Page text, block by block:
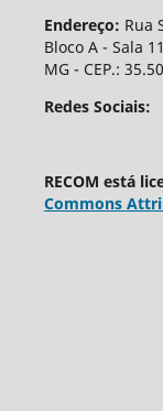
Endereço: Rua
Bloco A - Sala
MG - CEP.:
Redes Sociais:
RECOM está
Commons